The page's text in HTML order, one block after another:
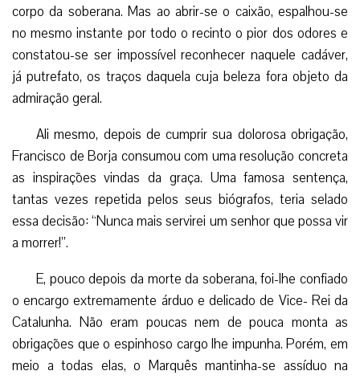
corpo da soberana. Mas ao abrir-se o caixão, espalhou-se
no mesmo instante por todo o recinto o pior dos odores e
constatou-se ser impossível reconhecer naquele cadáver,
já putrefato, os traços daquela cuja beleza fora objeto da
admiração geral.
Ali mesmo, depois de cumprir sua dolorosa obrigação,
Francisco de Borja consumou com uma resolução concreta
as inspirações vindas da graça. Uma famosa sentença,
tantas vezes repetida pelos seus biógrafos, teria selado
essa decisão: “Nunca mais servirei um senhor que possa vir
a morrer!”.
E, pouco depois da morte da soberana, foi-lhe confiado
o encargo extremamente árduo e delicado de Vice- Rei da
Catalunha. Não eram poucas nem de pouca monta as
obrigações que o espinhoso cargo lhe impunha. Porém, em
meio a todas elas, o Marquês mantinha-se assíduo na